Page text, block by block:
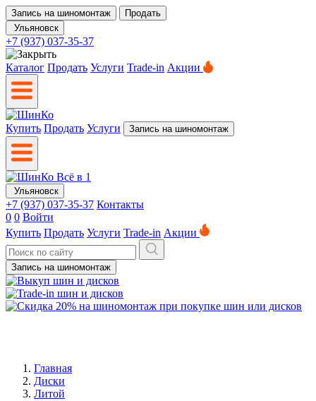
Запись на шиномонтаж
Продать
Ульяновск
+7 (937) 037-35-37
Каталог Продать Услуги Trade-in Акции
Купить Продать Услуги Запись на шиномонтаж
Ульяновск
+7 (937) 037-35-37 Контакты
0 0 Войти
Купить Продать Услуги Trade-in Акции
Запись на шиномонтаж
Главная
Диски
Литой